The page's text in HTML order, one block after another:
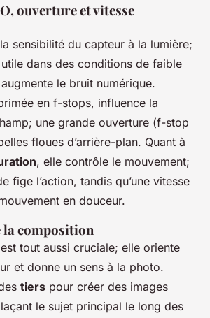
ouverture et vitesse
sensibilité du capteur à la lumière;
utile dans des conditions de faible
le bruit numérique.
en f-stops, influence la
une grande ouverture (f-stop
floues d’arrière-plan. Quant à
, elle contrôle le mouvement;
fige l’action, tandis qu’une vitesse
en douceur.
la composition
est tout aussi cruciale; elle oriente
et donne un sens à la photo.
tiers pour créer des images
le sujet principal le long des